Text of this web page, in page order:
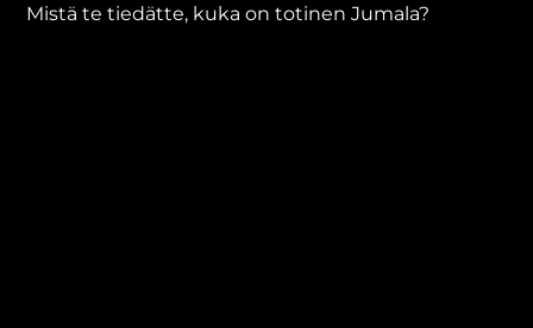
second
Mistä te tiedätte, kuka on totinen Jumala?